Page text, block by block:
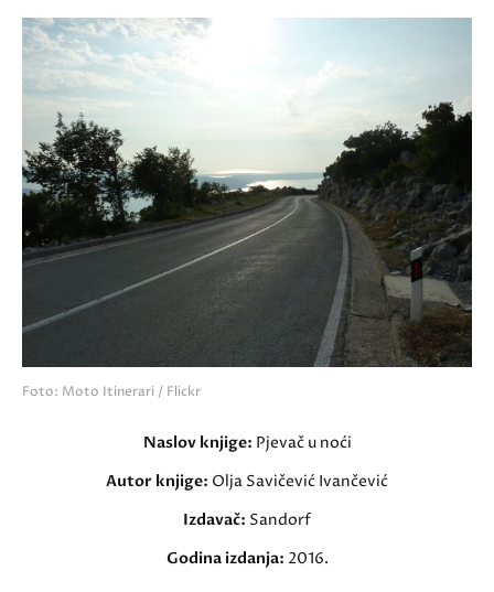
Foto: Moto Itinerari / Flickr
Naslov knjige: Pjevač u noći
Autor knjige: Olja Savičević Ivančević
Izdavač: Sandorf
Godina izdanja: 2016.